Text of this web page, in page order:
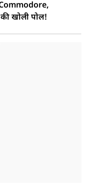
Commodore,
खोली पोल!